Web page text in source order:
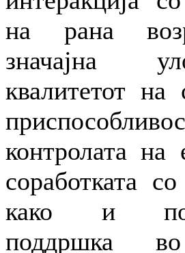
на рана
значајна
квалитетот на
контролата на
соработката
како и
поддршка